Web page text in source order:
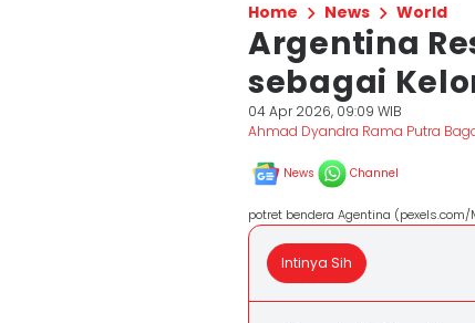
Home News World
Argentina
sebagai
04 Apr 2026, 09:09 WIB
Ahmad Dyandra Rama Putra
News Channel
potret bendera Agentina (pexels.com/
Intinya Sih